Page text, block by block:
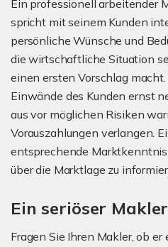
Ein professionell arbeitender
spricht mit seinem Kunden
persönliche Wünsche und
die wirtschaftliche Situation
einen ersten Vorschlag
Einwände des Kunden ernst
aus vor möglichen Risiken
Vorauszahlungen verlangen.
entsprechende Marktkenntnis
über die Marktlage zu
Ein seriöser
Fragen Sie Ihren Makler, ob er